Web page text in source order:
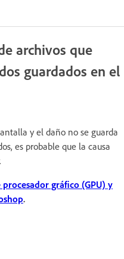
archivos que
guardados en el
y el daño no se guarda
es probable que la causa
gráfico (GPU) y
.